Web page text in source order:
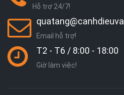
Hỗ trợ 24/7!
Email hỗ trợ!
T2 - T6 / 8:00 - 18:00
Giờ làm việc!